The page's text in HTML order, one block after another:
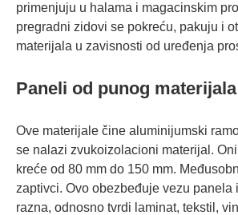
primenjuju u halama i magacinskim
pregradni zidovi se pokreću, pakuju i
materijala u zavisnosti od uređenja
Paneli od punog materijala
Ove materijale čine aluminijumski
se nalazi zvukoizolacioni materijal.
kreće od 80 mm do 150 mm.
zaptivci. Ovo obezbeđuje vezu
razna, odnosno tvrdi laminat, tekstil,